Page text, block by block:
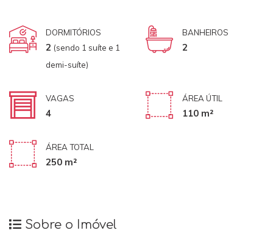
DORMITÓRIOS
2 (sendo 1 suíte e 1
demi-suíte)
BANHEIROS
2
VAGAS
4
ÁREA ÚTIL
110 m²
ÁREA TOTAL
250 m²
Sobre o Imóvel